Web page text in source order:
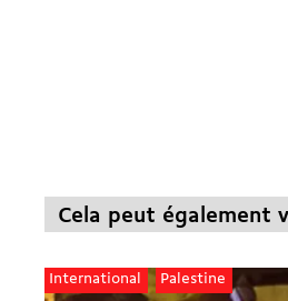
Cela peut également
International Palestine